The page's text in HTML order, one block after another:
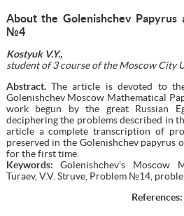
About the Golenishchev
№4
Kostyuk V.Y.,
student of 3 courseof theMoscow City
Abstract.The article is devoted to
Golenishchev Moscow Mathematical
work begun by the great Russian
deciphering the problems described in
article a complete transcription of
preserved in the Golenishchev papyrus
for the first time.
Keywords: Golenishchev's Moscow
Turaev, V.V. Struve, Problem №14,
References: